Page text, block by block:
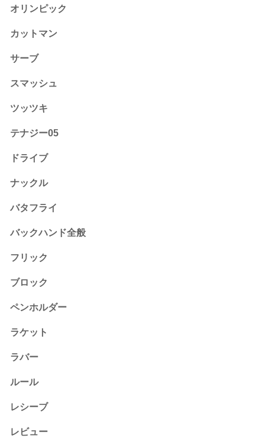
オリンピック
カットマン
サーブ
スマッシュ
ツッツキ
テナジー05
ドライブ
ナックル
バタフライ
バックハンド全般
フリック
ブロック
ペンホルダー
ラケット
ラバー
ルール
レシーブ
レビュー